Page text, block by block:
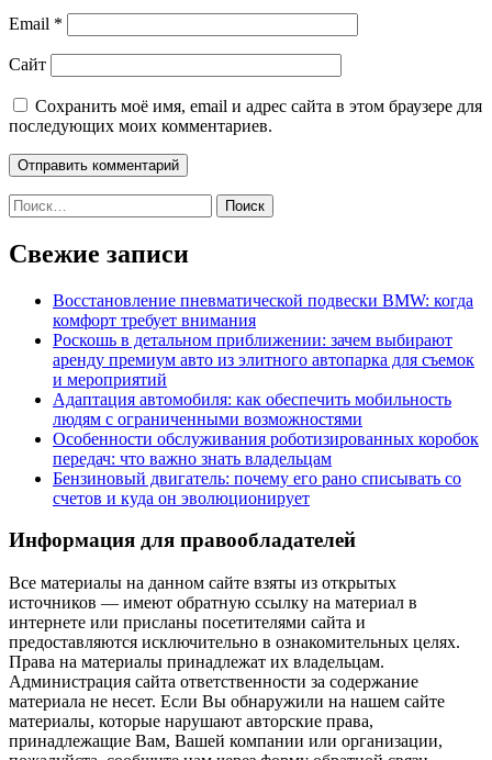
Email *
Сайт
Сохранить моё имя, email и адрес сайта в этом браузере для
последующих моих комментариев.
Найти:
Свежие записи
Восстановление пневматической подвески BMW: когда
комфорт требует внимания
Роскошь в детальном приближении: зачем выбирают
аренду премиум авто из элитного автопарка для съемок
и мероприятий
Адаптация автомобиля: как обеспечить мобильность
людям с ограниченными возможностями
Особенности обслуживания роботизированных коробок
передач: что важно знать владельцам
Бензиновый двигатель: почему его рано списывать со
счетов и куда он эволюционирует
Информация для правообладателей
Все материалы на данном сайте взяты из открытых
источников — имеют обратную ссылку на материал в
интернете или присланы посетителями сайта и
предоставляются исключительно в ознакомительных целях.
Права на материалы принадлежат их владельцам.
Администрация сайта ответственности за содержание
материала не несет. Если Вы обнаружили на нашем сайте
материалы, которые нарушают авторские права,
принадлежащие Вам, Вашей компании или организации,